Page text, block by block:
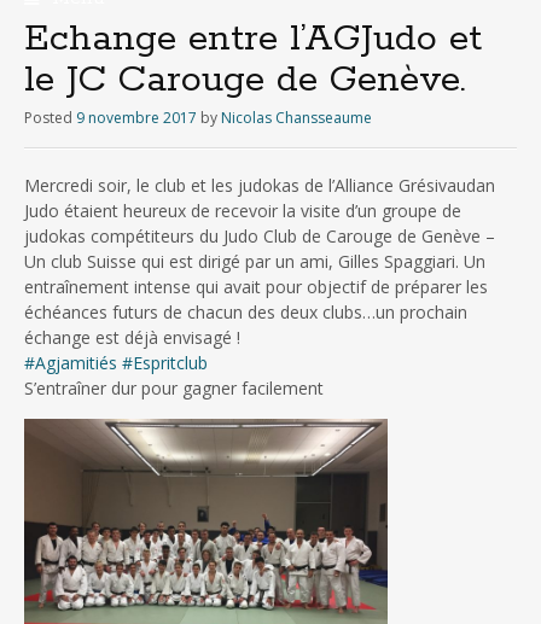
Skip
to
content
Echange entre l’AGJudo et
le JC Carouge de Genève.
Posted 9 novembre 2017 by Nicolas Chansseaume
Mercredi soir, le club et les judokas de l’Alliance Grésivaudan
Judo étaient heureux de recevoir la visite d’un groupe de
judokas compétiteurs du Judo Club de Carouge de Genève –
Un club Suisse qui est dirigé par un ami, Gilles Spaggiari. Un
entraînement intense qui avait pour objectif de préparer les
échéances futurs de chacun des deux clubs…un prochain
échange est déjà envisagé !
#Agjamitiés #Espritclub
S’entraîner dur pour gagner facilement